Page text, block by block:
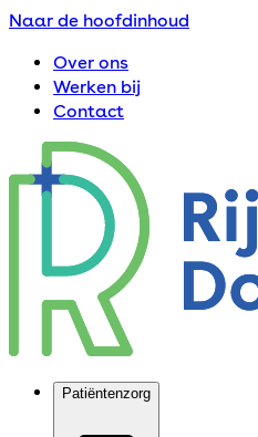
Naar de hoofdinhoud
Over ons
Werken bij
Contact
Patiëntenzorg